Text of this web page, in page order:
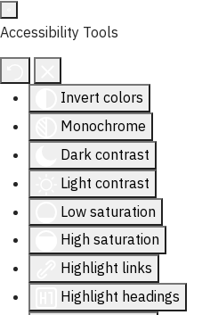
Accessibility Tools
Invert colors
Monochrome
Dark contrast
Light contrast
Low saturation
High saturation
Highlight links
Highlight headings